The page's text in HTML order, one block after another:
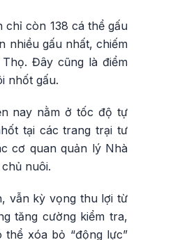
chỉ còn 138 cá thể gấu
nhiều gấu nhất, chiếm
Đây cũng là điểm
nhốt gấu.
nay nằm ở tốc độ tự
tại các trang trại tư
cơ quan quản lý Nhà
nuôi.
vẫn kỳ vọng thu lợi từ
tăng cường kiểm tra,
thể xóa bỏ “động lực”